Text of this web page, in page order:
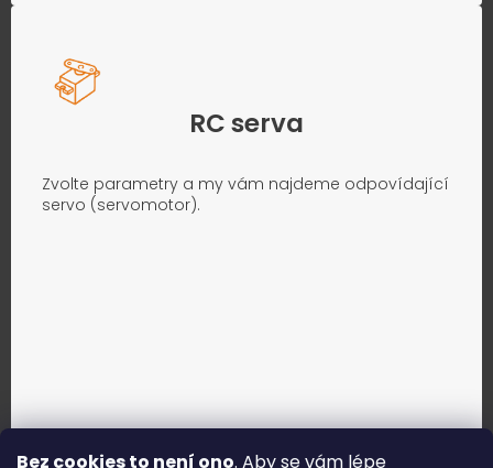
Bez cookies to není ono. Aby se vám lépe
RC serva
Zvolte parametry a my vám najdeme odpovídající
servo (servomotor).